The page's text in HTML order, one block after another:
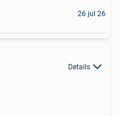
26 jul 26
Details